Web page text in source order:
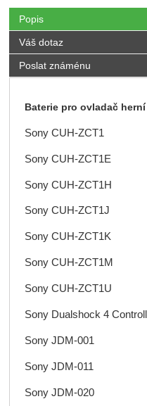
Popis
Váš dotaz
Poslat známénu
Baterie pro ovladač
Sony CUH-ZCT1
Sony CUH-ZCT1E
Sony CUH-ZCT1H
Sony CUH-ZCT1J
Sony CUH-ZCT1K
Sony CUH-ZCT1M
Sony CUH-ZCT1U
Sony Dualshock 4
Sony JDM-001
Sony JDM-011
Sony JDM-020